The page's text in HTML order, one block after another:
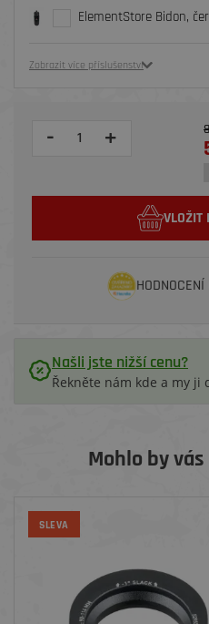
ElementStore Bidon,
Zobrazit více příslušenství
- +
VLOŽIT
HODNOCENÍ
Našli jste nižší cenu?
Řekněte nám kde a my ji
Mohlo by
SLEVA